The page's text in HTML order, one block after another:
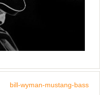
bill-wyman-mustang-bass